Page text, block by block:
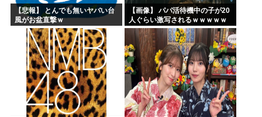
【悲報】 とんでも無いヤバい台
風がお盆直撃ｗ
【画像】 パパ活待機中の子が20
人ぐらい激写されるｗｗｗｗｗ
ｗｗｗｗｗｗ